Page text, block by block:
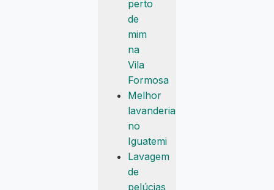
perto
de
mim
na
Vila
Formosa
Melhor
lavanderia
no
Iguatemi
Lavagem
de
pelúcias